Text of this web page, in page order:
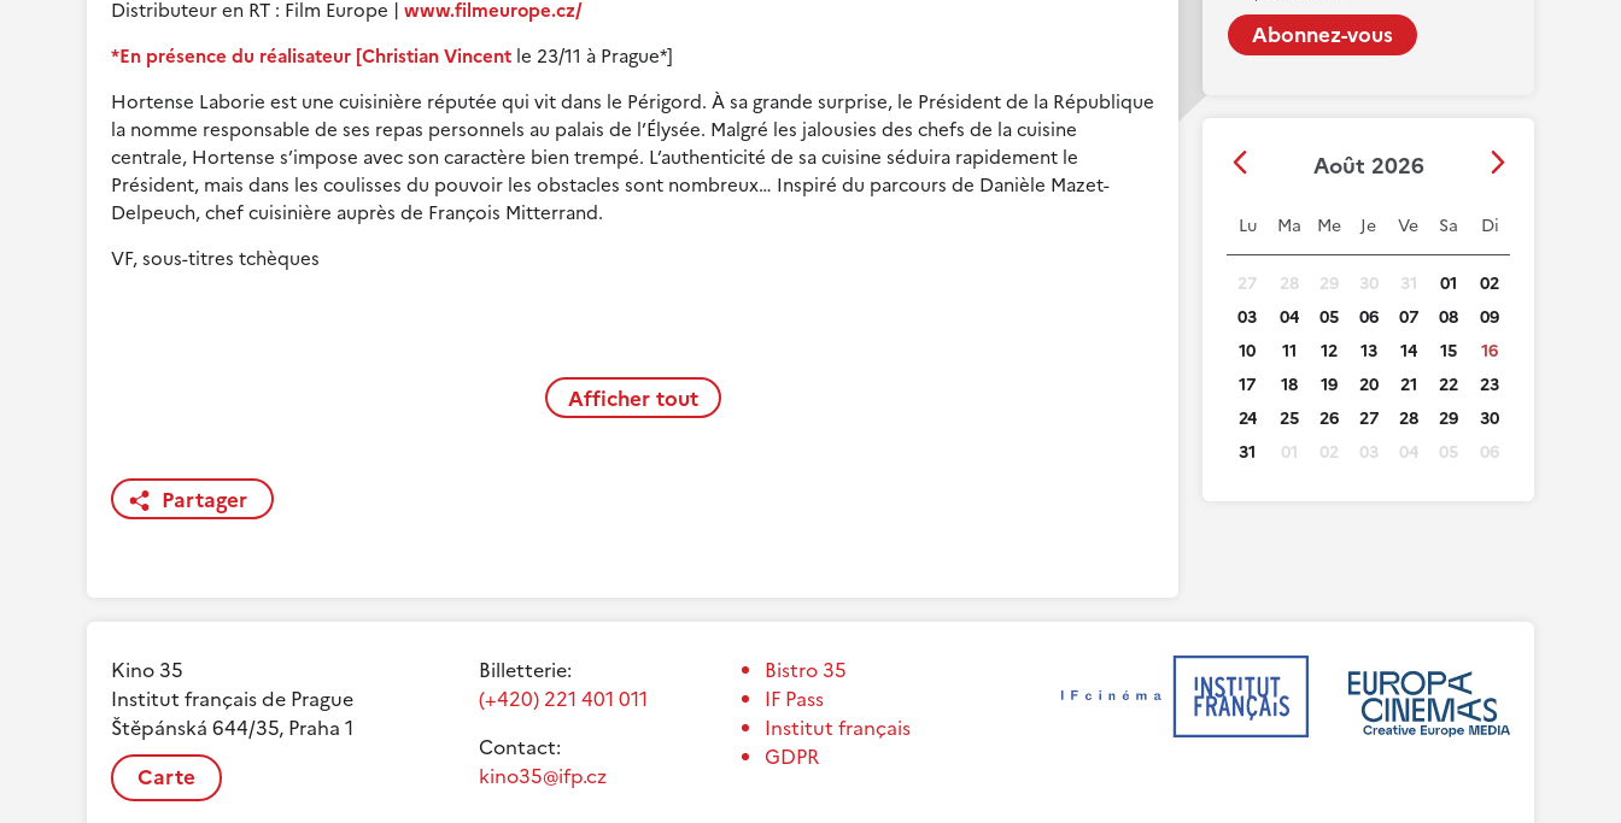
Août 2026
Lu Ma Me Je Ve Sa Di
27 28 29 30 31 01
02
03
04 05 06 07 08
09
10
11 12 13 14 15
16
17
18 19 20 21 22
23
24
25 26 27 28 29
30
31
01 02 03 04 05 06
Distributeur en RT : Film Europe | www.filmeurope.cz/
*En présence du réalisateur [Christian Vincent le 23/11 à Prague*]
Hortense Laborie est une cuisinière réputée qui vit dans le Périgord. À sa grande surprise, le Président de la République
la nomme responsable de ses repas personnels au palais de l’Élysée. Malgré les jalousies des chefs de la cuisine
centrale, Hortense s’impose avec son caractère bien trempé. L’authenticité de sa cuisine séduira rapidement le
Président, mais dans les coulisses du pouvoir les obstacles sont nombreux… Inspiré du parcours de Danièle Mazet-
Delpeuch, chef cuisinière auprès de François Mitterrand.
VF, sous-titres tchèques
Afficher tout
Partager
Kino 35
Institut français de Prague
Štěpánská 644/35, Praha 1
Carte
Billetterie:
(+420) 221 401 011
Contact:
kino35@ifp.cz
Bistro 35
IF Pass
Institut français
GDPR